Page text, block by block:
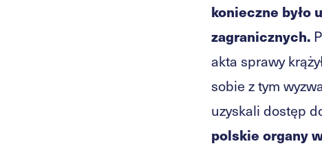
konieczne było
zagranicznych.
akta sprawy
sobie z tym
uzyskali dostęp
polskie organy